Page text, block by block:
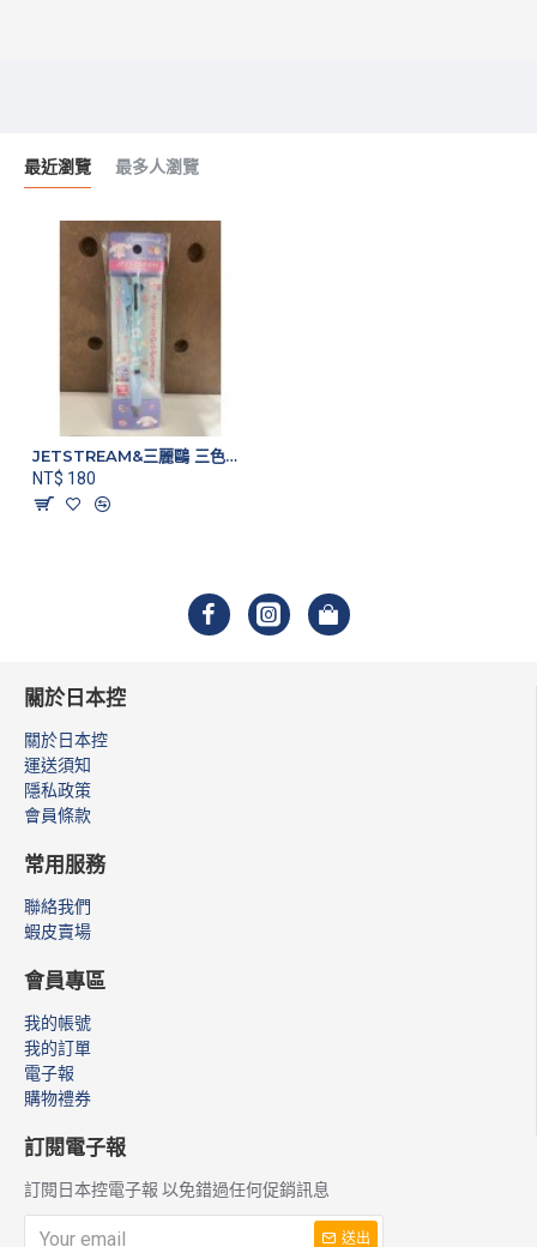
最近瀏覽 最多人瀏覽
JETSTREAM&三麗鷗 三色原子筆 大耳狗款
NT$ 180
關於日本控
關於日本控
運送須知
隱私政策
會員條款
常用服務
聯絡我們
蝦皮賣場
會員專區
我的帳號
我的訂單
電子報
購物禮券
訂閱電子報
訂閱日本控電子報 以免錯過任何促銷訊息
送出